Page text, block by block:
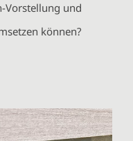
Vorstellung und
können?